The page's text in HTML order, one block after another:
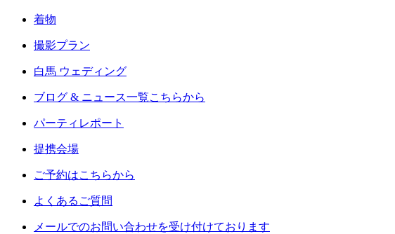
着物
撮影プラン
白馬 ウェディング
ブログ & ニュース一覧こちらから
パーティレポート
提携会場
ご予約はこちらから
よくあるご質問
メールでのお問い合わせを受け付けております